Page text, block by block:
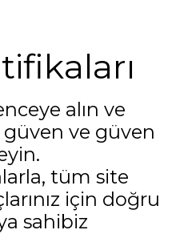
alın ve
ve güven
tüm site
için doğru
sahibiz